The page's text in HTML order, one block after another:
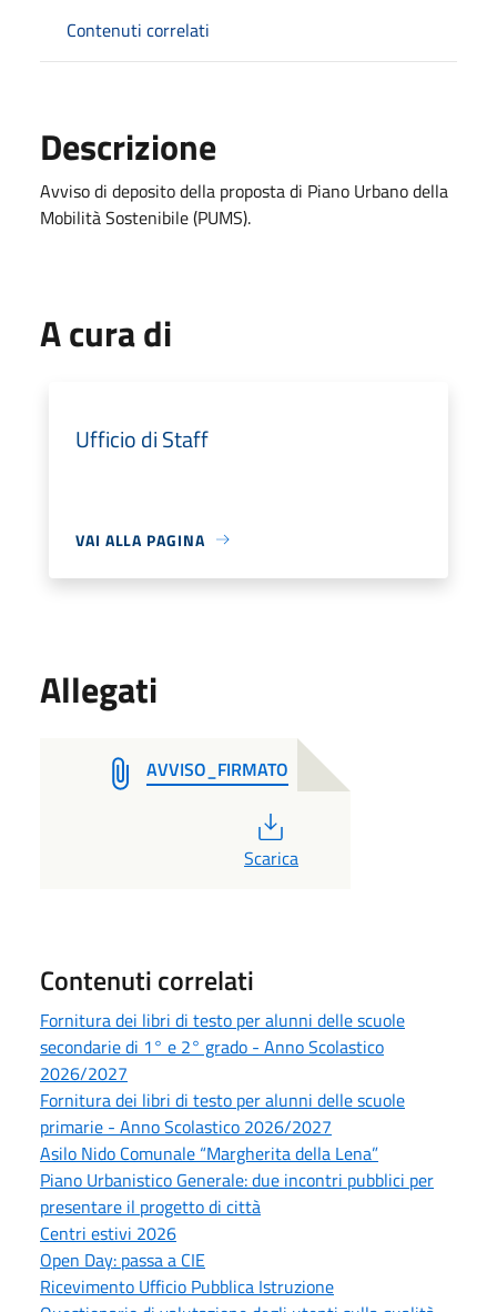
Contenuti correlati
Descrizione
Avviso di deposito della proposta di Piano Urbano della
Mobilità Sostenibile (PUMS).
A cura di
Ufficio di Staff
VAI ALLA PAGINA
Allegati
AVVISO_FIRMATO
Scarica
Contenuti correlati
Fornitura dei libri di testo per alunni delle scuole
secondarie di 1° e 2° grado - Anno Scolastico
2026/2027
Fornitura dei libri di testo per alunni delle scuole
primarie - Anno Scolastico 2026/2027
Asilo Nido Comunale “Margherita della Lena”
Piano Urbanistico Generale: due incontri pubblici per
presentare il progetto di città
Centri estivi 2026
Open Day: passa a CIE
Ricevimento Ufficio Pubblica Istruzione